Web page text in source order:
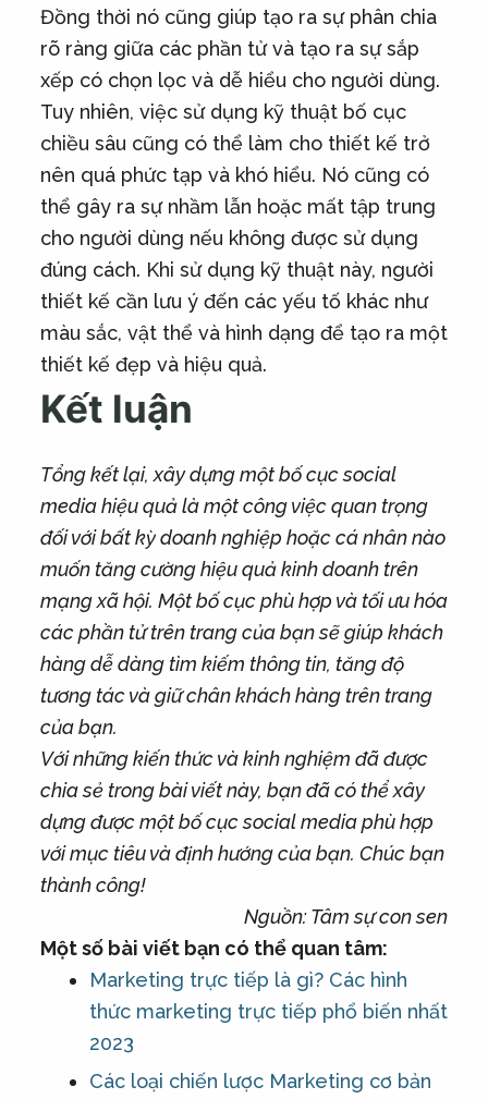
Đồng thời nó cũng giúp tạo ra sự phân chia
rõ ràng giữa các phần tử và tạo ra sự sắp
xếp có chọn lọc và dễ hiểu cho người dùng.
Tuy nhiên, việc sử dụng kỹ thuật bố cục
chiều sâu cũng có thể làm cho thiết kế trở
nên quá phức tạp và khó hiểu. Nó cũng có
thể gây ra sự nhầm lẫn hoặc mất tập trung
cho người dùng nếu không được sử dụng
đúng cách. Khi sử dụng kỹ thuật này, người
thiết kế cần lưu ý đến các yếu tố khác như
màu sắc, vật thể và hình dạng để tạo ra một
thiết kế đẹp và hiệu quả.
Kết luận
Tổng kết lại, xây dựng một bố cục social
media hiệu quả là một công việc quan trọng
đối với bất kỳ doanh nghiệp hoặc cá nhân nào
muốn tăng cường hiệu quả kinh doanh trên
mạng xã hội. Một bố cục phù hợp và tối ưu hóa
các phần tử trên trang của bạn sẽ giúp khách
hàng dễ dàng tìm kiếm thông tin, tăng độ
tương tác và giữ chân khách hàng trên trang
của bạn.
Với những kiến thức và kinh nghiệm đã được
chia sẻ trong bài viết này, bạn đã có thể xây
dựng được một bố cục social media phù hợp
với mục tiêu và định hướng của bạn. Chúc bạn
thành công!
Nguồn: Tâm sự con sen
Một số bài viết bạn có thể quan tâm:
Marketing trực tiếp là gì? Các hình
thức marketing trực tiếp phổ biến nhất
2023
Các loại chiến lược Marketing cơ bản